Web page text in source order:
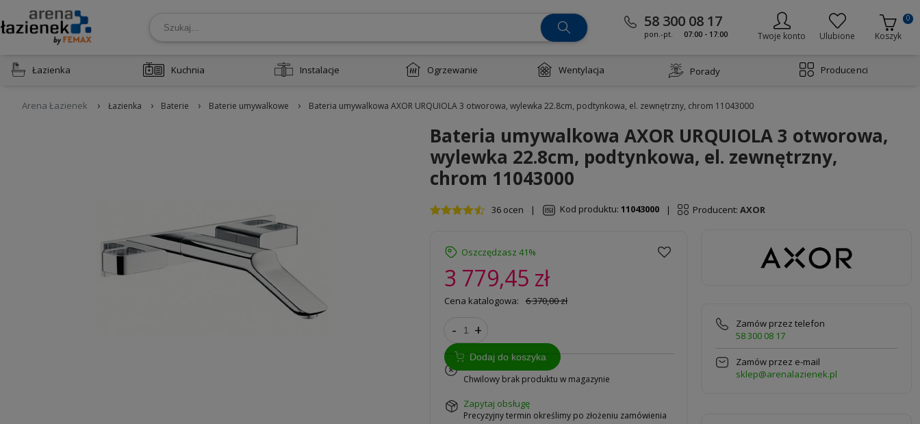
58 300 08 17
pon.-pt. 07:00 - 17:00 Twoje konto Ulubione Koszyk
0
Łazienka Kuchnia Instalacje Ogrzewanie Wentylacja Porady Producenci
Arena Łazienek › Łazienka › Baterie › Baterie umywalkowe › Bateria umywalkowa AXOR URQUIOLA 3 otworowa, wylewka 22.8cm, podtynkowa, el. zewnętrzny, chrom 11043000
Bateria umywalkowa AXOR URQUIOLA 3 otworowa,
wylewka 22.8cm, podtynkowa, el. zewnętrzny,
chrom 11043000
36 ocen | Kod produktu: 11043000 | Producent: AXOR
Oszczędzasz 41%
3 779,45 zł
Cena katalogowa: 6 370,00 zł
- +
Dodaj do koszyka
Chwilowy brak produktu w magazynie
zapytaj obsługę
Precyzyjny termin określimy po złożeniu zamówienia
Zamów przez telefon
58 300 08 17
Zamów przez e-mail
sklep@arenalazienek.pl